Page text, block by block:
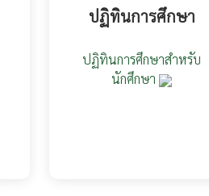
ปฏิทินการศึกษา
ปฏิทินการศึกษาสำหรับ
นักศึกษา